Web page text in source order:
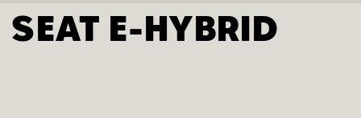
Services
SEAT ­­E-HYBRID